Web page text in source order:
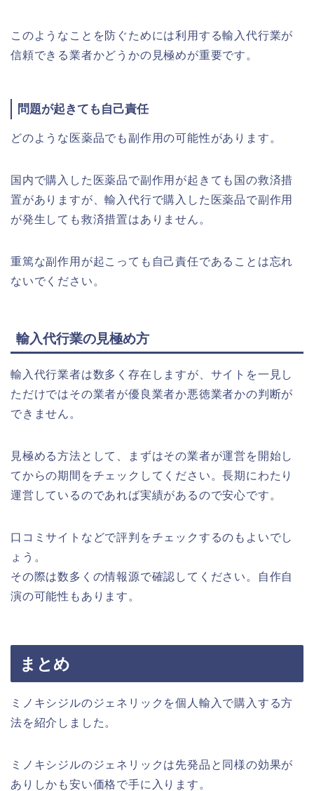
このようなことを防ぐためには利用する輸入代行業が
信頼できる業者かどうかの見極めが重要です。
問題が起きても自己責任
どのような医薬品でも副作用の可能性があります。
国内で購入した医薬品で副作用が起きても国の救済措
置がありますが、輸入代行で購入した医薬品で副作用
が発生しても救済措置はありません。
重篤な副作用が起こっても自己責任であることは忘れ
ないでください。
輸入代行業の見極め方
輸入代行業者は数多く存在しますが、サイトを一見し
ただけではその業者が優良業者か悪徳業者かの判断が
できません。
見極める方法として、まずはその業者が運営を開始し
てからの期間をチェックしてください。長期にわたり
運営しているのであれば実績があるので安心です。
口コミサイトなどで評判をチェックするのもよいでし
ょう。
その際は数多くの情報源で確認してください。自作自
演の可能性もあります。
まとめ
ミノキシジルのジェネリックを個人輸入で購入する方
法を紹介しました。
ミノキシジルのジェネリックは先発品と同様の効果が
ありしかも安い価格で手に入ります。